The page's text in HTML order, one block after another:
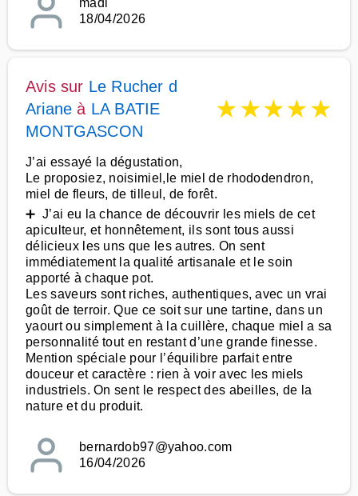
madi
18/04/2026
Avis sur Le Rucher d
Ariane à LA BATIE
MONTGASCON
★★★★★
J’ai essayé la dégustation,
Le proposiez, noisimiel,le miel de rhododendron,
miel de fleurs, de tilleul, de forêt.
➕ J’ai eu la chance de découvrir les miels de cet
apiculteur, et honnêtement, ils sont tous aussi
délicieux les uns que les autres. On sent
immédiatement la qualité artisanale et le soin
apporté à chaque pot.
Les saveurs sont riches, authentiques, avec un vrai
goût de terroir. Que ce soit sur une tartine, dans un
yaourt ou simplement à la cuillère, chaque miel a sa
personnalité tout en restant d’une grande finesse.
Mention spéciale pour l’équilibre parfait entre
douceur et caractère : rien à voir avec les miels
industriels. On sent le respect des abeilles, de la
nature et du produit.
bernardob97@yahoo.com
16/04/2026